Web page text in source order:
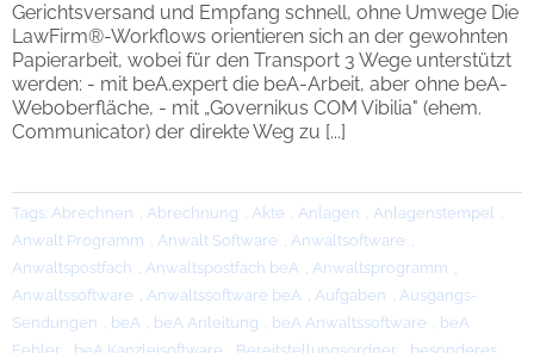
Gerichtsversand und Empfang schnell, ohne Umwege Die
LawFirm®-Workflows orientieren sich an der gewohnten
Papierarbeit, wobei für den Transport 3 Wege unterstützt
werden: - mit beA.expert die beA-Arbeit, aber ohne beA-
Weboberfläche, - mit „Governikus COM Vibilia" (ehem.
Communicator) der direkte Weg zu [...]
Tags: Abrechnen , Abrechnung , Akte , Anlagen , Anlagenstempel ,
Anwalt Programm , Anwalt Software , Anwaltsoftware ,
Anwaltspostfach , Anwaltspostfach beA , Anwaltsprogramm ,
Anwaltssoftware , Anwaltssoftware beA , Aufgaben , Ausgangs-
Sendungen , beA , beA Anleitung , beA Anwaltssoftware , beA